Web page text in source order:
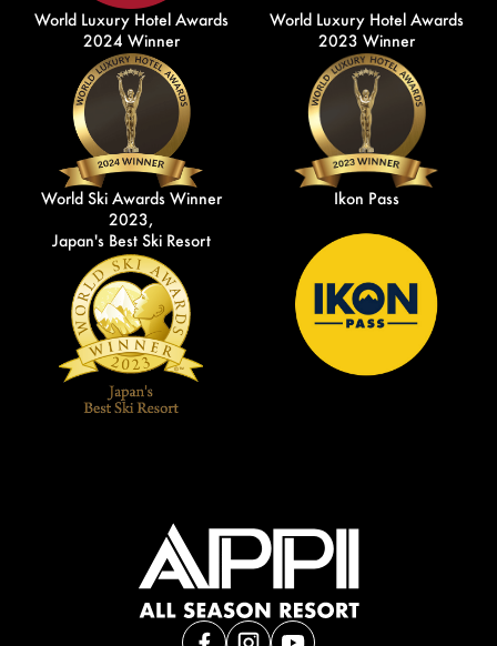
World Luxury Hotel Awards
2024 Winner
World Luxury Hotel Awards
2023 Winner
World Ski Awards Winner
2023,
Japan's Best Ski Resort
Ikon Pass